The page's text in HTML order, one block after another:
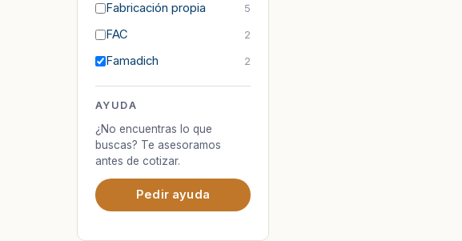
Fabricación propia 5
FAC 2
Famadich 2
AYUDA
¿No encuentras lo que
buscas? Te asesoramos
antes de cotizar.
Pedir ayuda